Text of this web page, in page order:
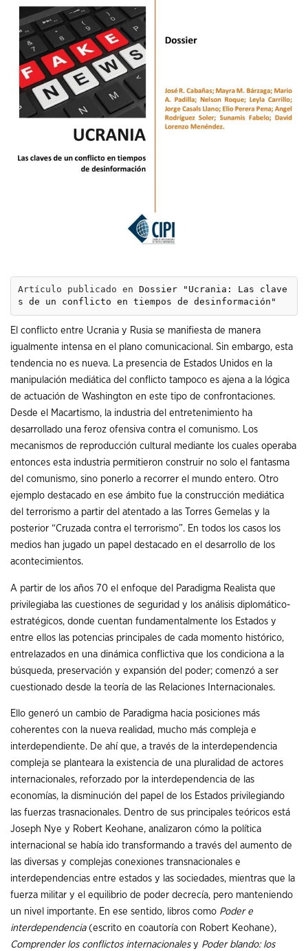
Artículo publicado en Dossier "Ucrania: Las clave
s de un conflicto en tiempos de desinformación"
El conflicto entre Ucrania y Rusia se manifiesta de manera
igualmente intensa en el plano comunicacional. Sin embargo, esta
tendencia no es nueva. La presencia de Estados Unidos en la
manipulación mediática del conflicto tampoco es ajena a la lógica
de actuación de Washington en este tipo de confrontaciones.
Desde el Macartismo, la industria del entretenimiento ha
desarrollado una feroz ofensiva contra el comunismo. Los
mecanismos de reproducción cultural mediante los cuales operaba
entonces esta industria permitieron construir no solo el fantasma
del comunismo, sino ponerlo a recorrer el mundo entero. Otro
ejemplo destacado en ese ámbito fue la construcción mediática
del terrorismo a partir del atentado a las Torres Gemelas y la
posterior “Cruzada contra el terrorismo”. En todos los casos los
medios han jugado un papel destacado en el desarrollo de los
acontecimientos.
A partir de los años 70 el enfoque del Paradigma Realista que
privilegiaba las cuestiones de seguridad y los análisis diplomático-
estratégicos, donde cuentan fundamentalmente los Estados y
entre ellos las potencias principales de cada momento histórico,
entrelazados en una dinámica conflictiva que los condiciona a la
búsqueda, preservación y expansión del poder; comenzó a ser
cuestionado desde la teoría de las Relaciones Internacionales.
Ello generó un cambio de Paradigma hacia posiciones más
coherentes con la nueva realidad, mucho más compleja e
interdependiente. De ahí que, a través de la interdependencia
compleja se planteara la existencia de una pluralidad de actores
internacionales, reforzado por la interdependencia de las
economías, la disminución del papel de los Estados privilegiando
las fuerzas trasnacionales. Dentro de sus principales teóricos está
Joseph Nye y Robert Keohane, analizaron cómo la política
internacional se había ido transformando a través del aumento de
las diversas y complejas conexiones transnacionales e
interdependencias entre estados y las sociedades, mientras que la
fuerza militar y el equilibrio de poder decrecía, pero manteniendo
un nivel importante. En ese sentido, libros como Poder e
interdependencia (escrito en coautoría con Robert Keohane),
Comprender los conflictos internacionales y Poder blando: los